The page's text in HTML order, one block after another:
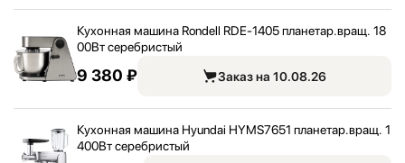
Кухонная машина Rondell RDE-1405 планетар.вращ. 18
00Вт серебристый
9 380 ₽ Заказ на 10.08.26
Кухонная машина Hyundai HYMS7651 планетар.вращ. 1
400Вт серебристый